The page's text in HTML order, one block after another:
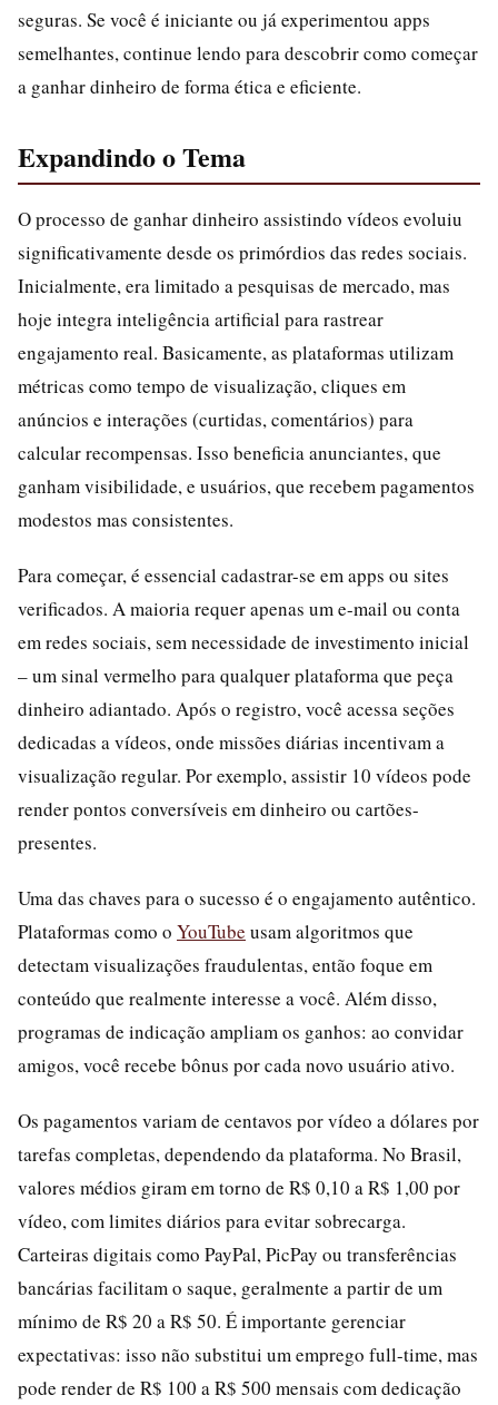
seguras. Se você é iniciante ou já experimentou apps
semelhantes, continue lendo para descobrir como começar
a ganhar dinheiro de forma ética e eficiente.
Expandindo o Tema
O processo de ganhar dinheiro assistindo vídeos evoluiu
significativamente desde os primórdios das redes sociais.
Inicialmente, era limitado a pesquisas de mercado, mas
hoje integra inteligência artificial para rastrear
engajamento real. Basicamente, as plataformas utilizam
métricas como tempo de visualização, cliques em
anúncios e interações (curtidas, comentários) para
calcular recompensas. Isso beneficia anunciantes, que
ganham visibilidade, e usuários, que recebem pagamentos
modestos mas consistentes.
Para começar, é essencial cadastrar-se em apps ou sites
verificados. A maioria requer apenas um e-mail ou conta
em redes sociais, sem necessidade de investimento inicial
– um sinal vermelho para qualquer plataforma que peça
dinheiro adiantado. Após o registro, você acessa seções
dedicadas a vídeos, onde missões diárias incentivam a
visualização regular. Por exemplo, assistir 10 vídeos pode
render pontos conversíveis em dinheiro ou cartões-
presentes.
Uma das chaves para o sucesso é o engajamento autêntico.
Plataformas como o YouTube usam algoritmos que
detectam visualizações fraudulentas, então foque em
conteúdo que realmente interesse a você. Além disso,
programas de indicação ampliam os ganhos: ao convidar
amigos, você recebe bônus por cada novo usuário ativo.
Os pagamentos variam de centavos por vídeo a dólares por
tarefas completas, dependendo da plataforma. No Brasil,
valores médios giram em torno de R$ 0,10 a R$ 1,00 por
vídeo, com limites diários para evitar sobrecarga.
Carteiras digitais como PayPal, PicPay ou transferências
bancárias facilitam o saque, geralmente a partir de um
mínimo de R$ 20 a R$ 50. É importante gerenciar
expectativas: isso não substitui um emprego full-time, mas
pode render de R$ 100 a R$ 500 mensais com dedicação